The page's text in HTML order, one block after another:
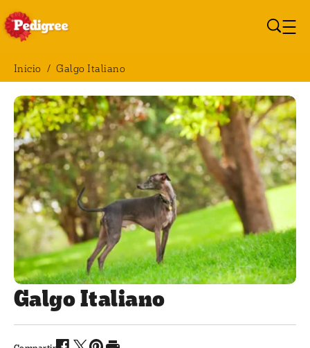
Breadcrumb
Inicio / Galgo Italiano
Galgo Italiano
Facebook (opens in new window)
Twitter (opens in new window)
Pinterest (opens in new window)
Imprimir (opens in same window)